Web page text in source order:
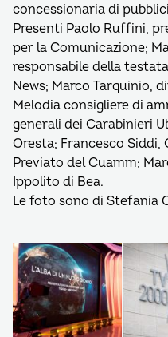
concessionaria di
Presenti Paolo Ruffini,
per la Comunicazione;
responsabile della
News; Marco Tarquinio,
Melodia consigliere di
generali dei Carabinieri
Oresta; Francesco Siddi,
Previato del Cuamm;
Ippolito di Bea.
Le foto sono di Stefania